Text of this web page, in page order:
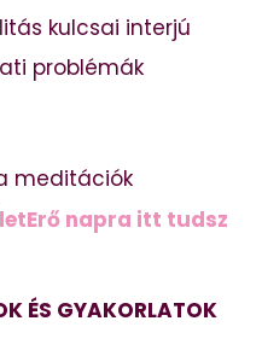
kulcsai interjú
problémák
meditációk
napra itt tudsz
ÉS GYAKORLATOK